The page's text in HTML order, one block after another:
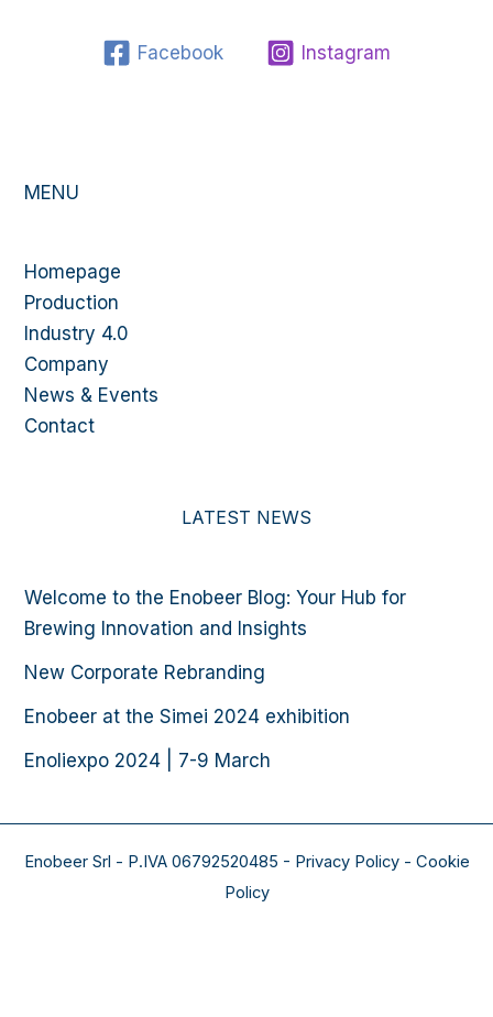
Facebook Instagram
MENU
Homepage
Production
Industry 4.0
Company
News & Events
Contact
LATEST NEWS
Welcome to the Enobeer Blog: Your Hub for
Brewing Innovation and Insights
New Corporate Rebranding
Enobeer at the Simei 2024 exhibition
Enoliexpo 2024 | 7-9 March​
Enobeer Srl - P.IVA 06792520485 - Privacy Policy - Cookie
Policy